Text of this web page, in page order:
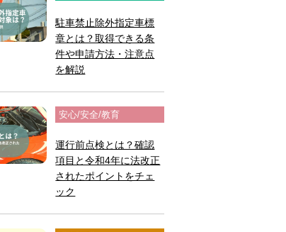
駐車禁止除外指定車標
章とは？取得できる条
件や申請方法・注意点
を解説
安心/安全/教育
運行前点検とは？確認
項目と令和4年に法改正
されたポイントをチェ
ック